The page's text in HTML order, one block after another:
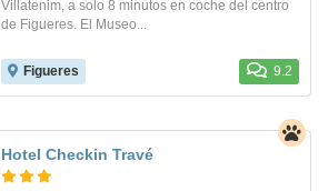
Villatenim, a solo 8 minutos en coche del centro
de Figueres. El Museo...
Figueres 9.2
Hotel Checkin Travé